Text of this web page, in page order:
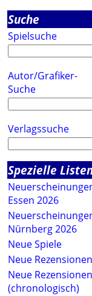
Suche
Spielsuche
Autor/Grafiker-
Suche
Verlagssuche
Spezielle
Essen 2026
Nürnberg 2026
Neue Spiele
Neue Rezensionen
Neue Rezensionen
(chronologisch)